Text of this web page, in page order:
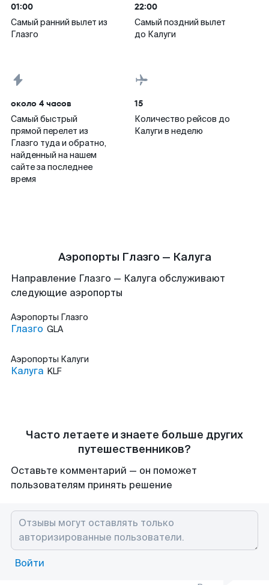
01:00
Самый ранний вылет из
Глазго
22:00
Самый поздний вылет
до Калуги
около 4 часов
Самый быстрый
прямой перелет из
Глазго туда и обратно,
найденный на нашем
сайте за последнее
время
15
Количество рейсов до
Калуги в неделю
Аэропорты Глазго — Калуга
Направление Глазго — Калуга обслуживают
следующие аэропорты
Аэропорты Глазго
Глазго GLA
Аэропорты Калуги
Калуга KLF
Часто летаете и знаете больше других
путешественников?
Оставьте комментарий — он поможет
пользователям принять решение
Войти